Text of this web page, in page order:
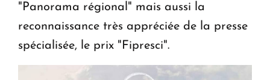
"Panorama régional" mais aussi la
reconnaissance très appréciée de la presse
spécialisée, le prix "Fipresci".